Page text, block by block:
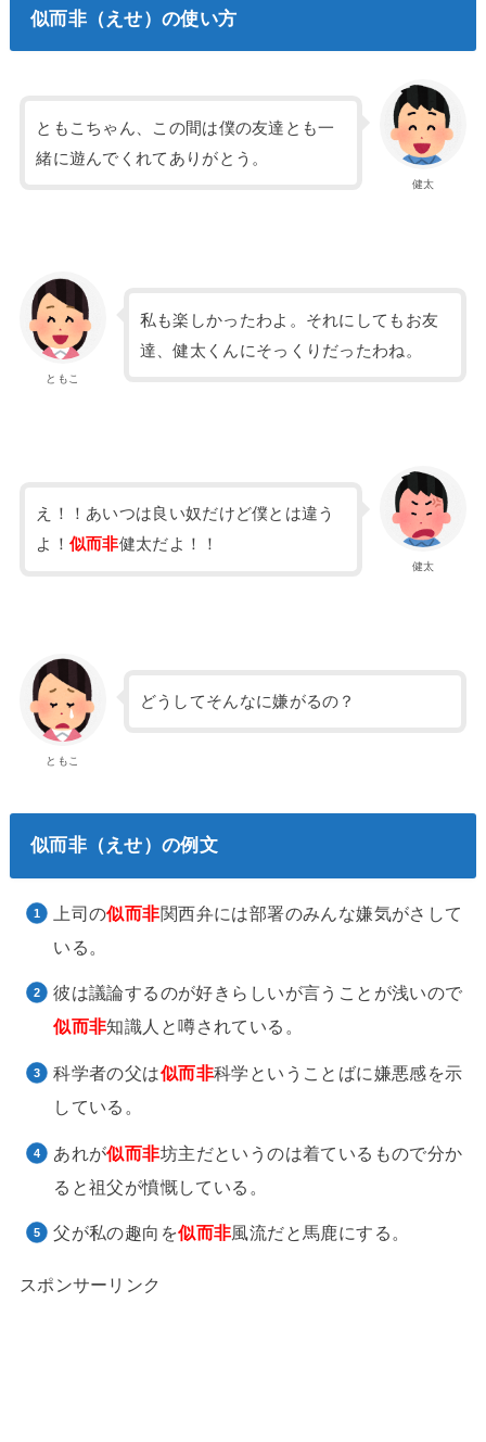
似而非（えせ）の使い方
健太
ともこちゃん、この間は僕の友達とも一
緒に遊んでくれてありがとう。
ともこ
私も楽しかったわよ。それにしてもお友
達、健太くんにそっくりだったわね。
健太
え！！あいつは良い奴だけど僕とは違う
よ！ 似而非健太だよ！！
ともこ
どうしてそんなに嫌がるの？
似而非（えせ）の例文
上司の似而非関西弁には部署のみんな嫌気がさして
いる。
彼は議論するのが好きらしいが言うことが浅いので
似而非知識人と噂されている。
科学者の父は似而非科学ということばに嫌悪感を示
している。
あれが似而非坊主だというのは着ているもので分か
ると祖父が憤慨している。
父が私の趣向を似而非風流だと馬鹿にする。
スポンサーリンク